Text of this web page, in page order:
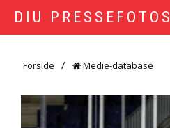
DIU PRESSEFOTOS
Forside Medie-database